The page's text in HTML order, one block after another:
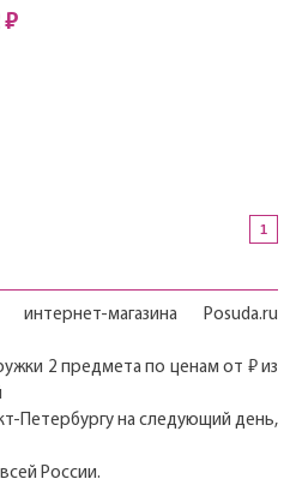
₽
1
магазина Posuda.ru
2 предмета по ценам от ₽ из
Петербургу на следующий день,
России.